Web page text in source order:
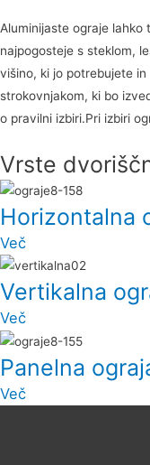
Aluminijaste ograje lahko
najpogosteje s steklom,
višino, ki jo potrebujete
strokovnjakom, ki bo
o pravilni izbiri.Pri izbiri
Vrste
Horizontalna
Več
Vertikalna
Več
Panelna
Več